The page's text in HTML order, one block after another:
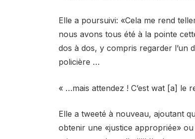
Elle a poursuivi: «Cela me rend
nous avons tous été à la pointe
dos à dos, y compris regarder l’un
policière …
« …mais attendez ! C’est wat [a] le
Elle a tweeté à nouveau, ajoutant
obtenir une «justice appropriée»